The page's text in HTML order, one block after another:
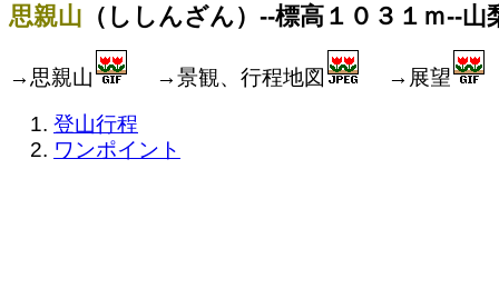
思親山 （ししんざん）--標高１０３１ｍ--山
→思親山 →景観、行程地図 →展望
登山行程
ワンポイント